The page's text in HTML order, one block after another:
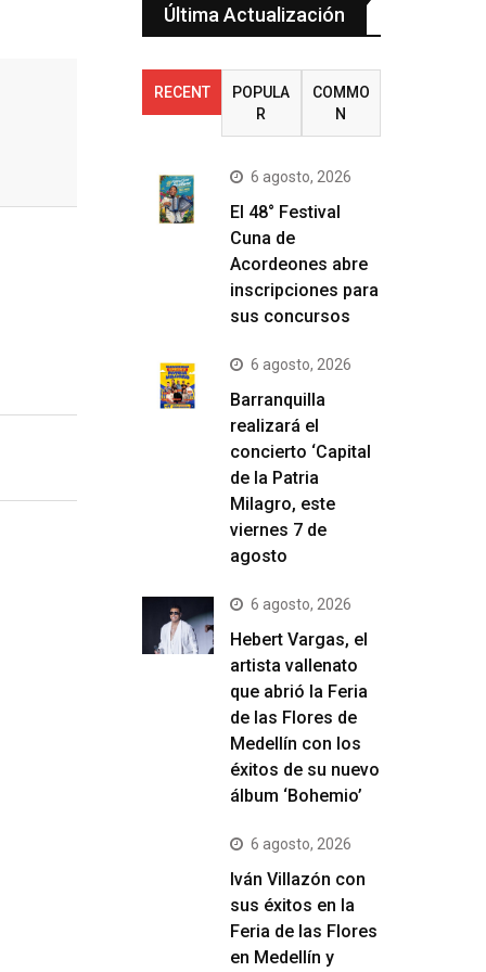
Última Actualización
RECENT
POPULA
R
COMMO
N
6 agosto, 2026
El 48° Festival
Cuna de
Acordeones abre
inscripciones para
sus concursos
6 agosto, 2026
Barranquilla
realizará el
concierto ‘Capital
de la Patria
Milagro, este
viernes 7 de
agosto
6 agosto, 2026
Hebert Vargas, el
artista vallenato
que abrió la Feria
de las Flores de
Medellín con los
éxitos de su nuevo
álbum ‘Bohemio’
6 agosto, 2026
Iván Villazón con
sus éxitos en la
Feria de las Flores
en Medellín y